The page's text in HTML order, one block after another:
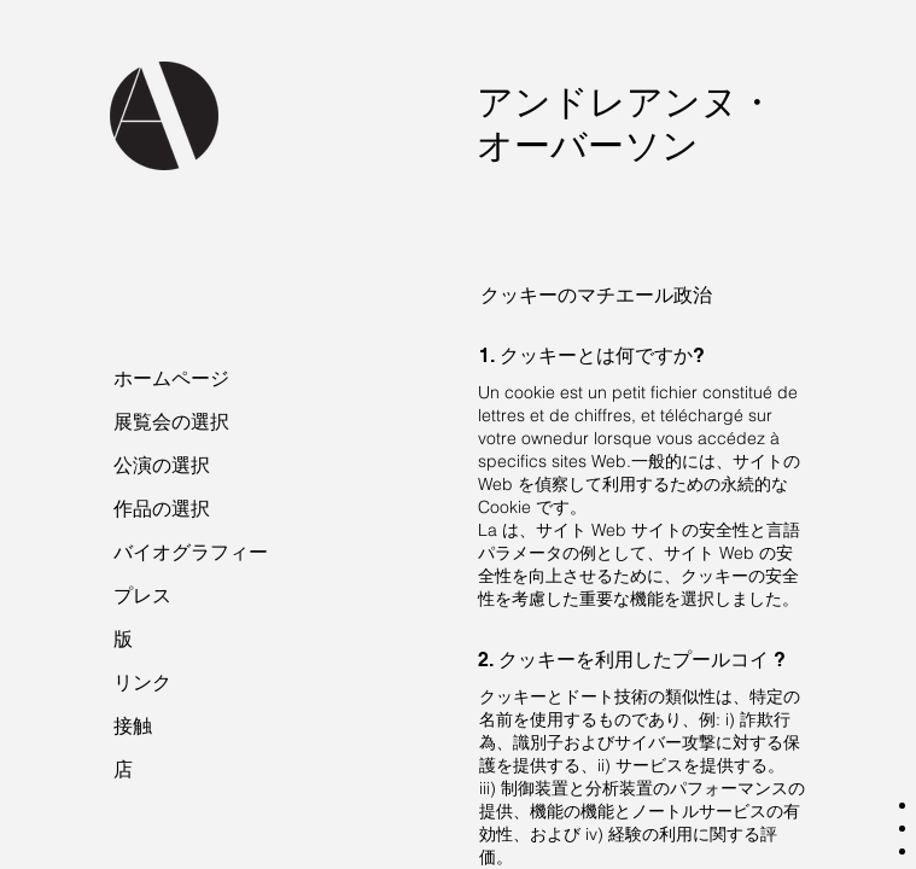
アンドレアンヌ・
オーバーソン
クッキーのマチエール政治
1. クッキーとは何ですか?
Un cookie est un petit fichier constitué de
lettres et de chiffres, et téléchargé sur
votre ownedur lorsque vous accédez à
specifics sites Web.一般的には、サイトの
Web を偵察して利用するための永続的な
Cookie です。
La は、サイト Web サイトの安全性と言語
パラメータの例として、サイト Web の安
全性を向上させるために、クッキーの安全
性を考慮した重要な機能を選択しました。
2. クッキーを利用したプールコイ ?
クッキーとドート技術の類似性は、特定の
名前を使用するものであり、例: i) 詐欺行
為、識別子およびサイバー攻撃に対する保
護を提供する、ii) サービスを提供する。
iii) 制御装置と分析装置のパフォーマンスの
提供、機能の機能とノートルサービスの有
効性、および iv) 経験の利用に関する評
価。
ホームページ
展覧会の選択
公演の選択
作品の選択
バイオグラフィー
プレス
版
リンク
接触
店